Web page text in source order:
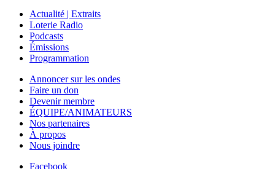
Actualité | Extraits
Loterie Radio
Podcasts
Émissions
Programmation
Annoncer sur les ondes
Faire un don
Devenir membre
ÉQUIPE/ANIMATEURS
Nos partenaires
À propos
Nous joindre
Facebook